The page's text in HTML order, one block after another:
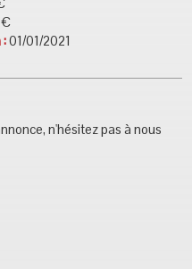
€
:01/01/2021
n'hésitez pas à nous